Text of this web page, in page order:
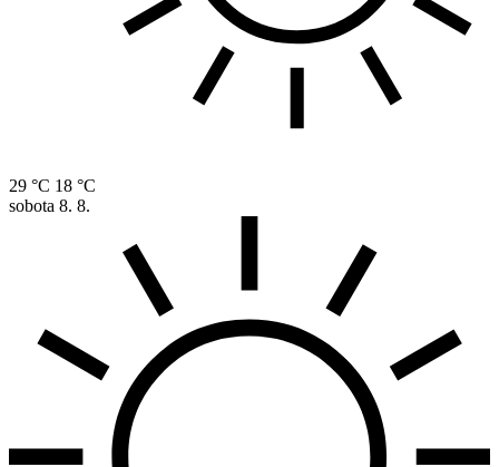
29 °C 18 °C
sobota 8. 8.